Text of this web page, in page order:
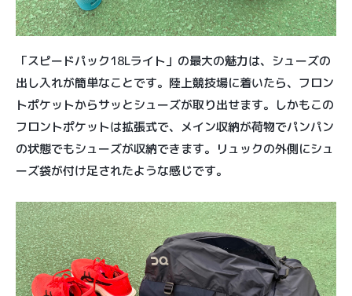
「スピードパック18Lライト」の最大の魅力は、シューズの
出し入れが簡単なことです。陸上競技場に着いたら、フロン
トポケットからサッとシューズが取り出せます。しかもこの
フロントポケットは拡張式で、メイン収納が荷物でパンパン
の状態でもシューズが収納できます。リュックの外側にシュ
ーズ袋が付け足されたような感じです。